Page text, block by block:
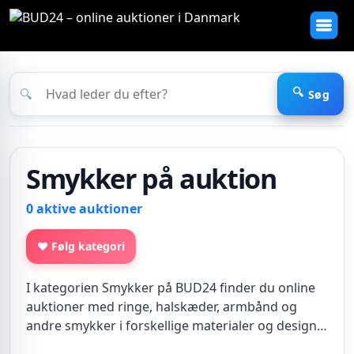
🔍 Søg
Smykker på auktion
0 aktive auktioner
♥ Følg kategori
I kategorien Smykker på BUD24 finder du online
auktioner med ringe, halskæder, armbånd og
andre smykker i forskellige materialer og designs.